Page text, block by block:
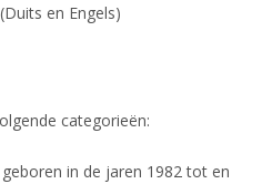
is external)
(Duits en Engels)
categorieën:
in de jaren 1982 tot en